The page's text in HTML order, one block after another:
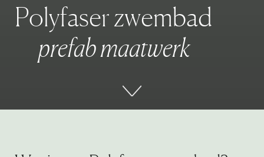
Polyfaserzwembad
prefabmaatwerk